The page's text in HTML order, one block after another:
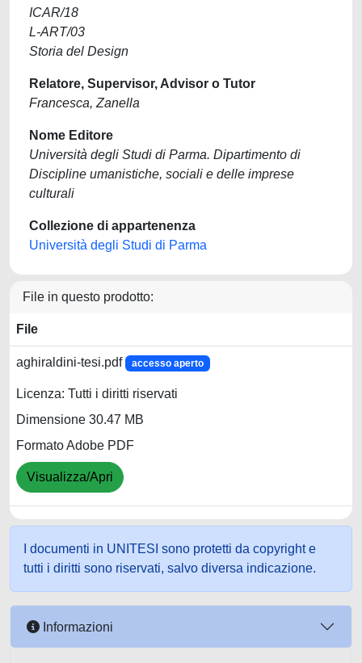
ICAR/18
L-ART/03
Storia del Design
Relatore, Supervisor, Advisor o Tutor
Francesca, Zanella
Nome Editore
Università degli Studi di Parma. Dipartimento di
Discipline umanistiche, sociali e delle imprese
culturali
Collezione di appartenenza
Università degli Studi di Parma
File in questo prodotto:
File
aghiraldini-tesi.pdf accesso aperto
Licenza: Tutti i diritti riservati
Dimensione 30.47 MB
Formato Adobe PDF
Visualizza/Apri
I documenti in UNITESI sono protetti da copyright e
tutti i diritti sono riservati, salvo diversa indicazione.
Informazioni